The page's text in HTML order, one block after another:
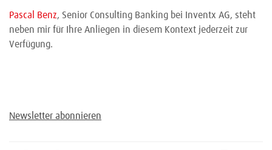
Pascal Benz, Senior Consulting Banking bei Inventx AG, steht
neben mir für Ihre Anliegen in diesem Kontext jederzeit zur
Verfügung.
Newsletter abonnieren